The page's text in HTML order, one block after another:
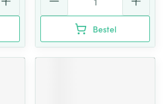
Bestel